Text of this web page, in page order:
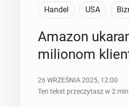
Handel USA
Amazon
mi­lio­nom
26 WRZEŚNIA 2025, 12:00
Ten tekst przeczytasz w 2